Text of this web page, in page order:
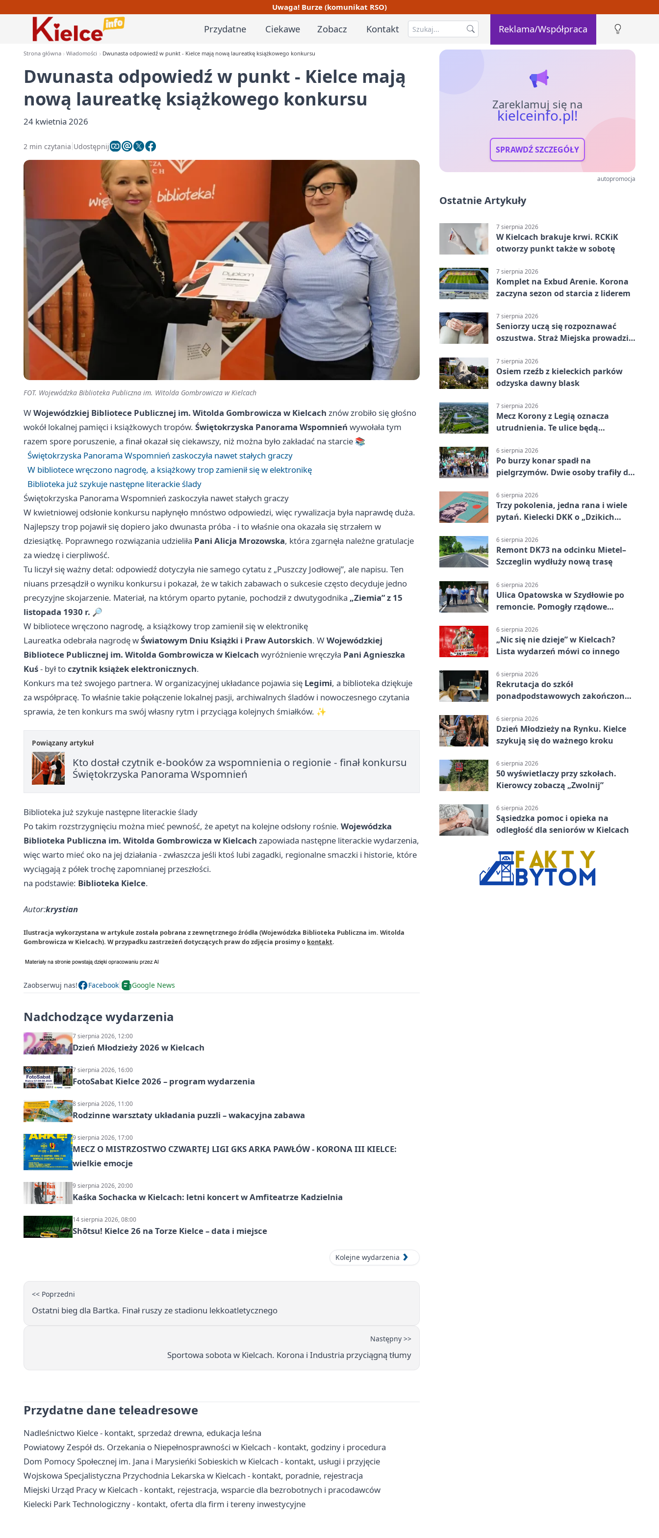
Uwaga! Burze (komunikat RSO)
Przydatne Ciekawe Zobacz Kontakt Reklama/Współpraca
Strona główna Wiadomości Dwunasta odpowiedź w punkt - Kielce mają nową laureatkę książkowego konkursu
Dwunasta odpowiedź w punkt - Kielce mają
nową laureatkę książkowego konkursu
24 kwietnia 2026
2 min czytania Udostępnij
FOT. Wojewódzka Biblioteka Publiczna im. Witolda Gombrowicza w Kielcach
WWojewódzkiej Bibliotece Publicznej im. Witolda Gombrowicza w Kielcach znów zrobiło się głośno
wokół lokalnej pamięci i książkowych tropów. Świętokrzyska Panorama Wspomnień wywołała tym
razem spore poruszenie, a finał okazał się ciekawszy, niż można było zakładać na starcie 📚
Świętokrzyska Panorama Wspomnień zaskoczyła nawet stałych graczy
W bibliotece wręczono nagrodę, a książkowy trop zamienił się w elektronikę
Biblioteka już szykuje następne literackie ślady
Świętokrzyska Panorama Wspomnień zaskoczyła nawet stałych graczy
W kwietniowej odsłonie konkursu napłynęło mnóstwo odpowiedzi, więc rywalizacja była naprawdę duża.
Najlepszy trop pojawił się dopiero jako dwunasta próba - i to właśnie ona okazała się strzałem w
dziesiątkę. Poprawnego rozwiązania udzieliła Pani Alicja Mrozowska, która zgarnęła należne gratulacje
za wiedzę i cierpliwość.
Tu liczył się ważny detal: odpowiedź dotyczyła nie samego cytatu z „Puszczy Jodłowej”, ale napisu. Ten
niuans przesądził o wyniku konkursu i pokazał, że w takich zabawach o sukcesie często decyduje jedno
precyzyjne skojarzenie. Materiał, na którym oparto pytanie, pochodził z dwutygodnika „Ziemia” z 15
listopada 1930 r. 🔎
W bibliotece wręczono nagrodę, a książkowy trop zamienił się w elektronikę
Laureatka odebrała nagrodę wŚwiatowym Dniu Książki i Praw Autorskich. WWojewódzkiej
Bibliotece Publicznej im. Witolda Gombrowicza w Kielcach wyróżnienie wręczyła Pani Agnieszka
Kuś- był toczytnik książek elektronicznych.
Konkurs ma też swojego partnera. W organizacyjnej układance pojawia się Legimi, a biblioteka dziękuje
za współpracę. To właśnie takie połączenie lokalnej pasji, archiwalnych śladów i nowoczesnego czytania
sprawia, że ten konkurs ma swój własny rytm i przyciąga kolejnych śmiałków. ✨
Powiązany artykuł
Kto dostał czytnik e-booków za wspomnienia o regionie - finał konkursu
Świętokrzyska Panorama Wspomnień
Biblioteka już szykuje następne literackie ślady
Po takim rozstrzygnięciu można mieć pewność, że apetyt na kolejne odsłony rośnie. Wojewódzka
Biblioteka Publiczna im. Witolda Gombrowicza w Kielcach zapowiada następne literackie wydarzenia,
więc warto mieć oko na jej działania - zwłaszcza jeśli ktoś lubi zagadki, regionalne smaczki i historie, które
wyciągają z półek trochę zapomnianej przeszłości.
na podstawie: Biblioteka Kielce.
Autor:krystian
Ilustracja wykorzystana w artykule została pobrana z zewnętrznego źródła (Wojewódzka Biblioteka Publiczna im. Witolda
Gombrowicza w Kielcach). W przypadku zastrzeżeń dotyczących praw do zdjęcia prosimy o kontakt.
Zaobserwuj nas! Facebook Google News
Nadchodzące wydarzenia
7 sierpnia 2026, 12:00
Dzień Młodzieży 2026 w Kielcach
7 sierpnia 2026, 16:00
FotoSabat Kielce 2026 – program wydarzenia
8 sierpnia 2026, 11:00
Rodzinne warsztaty układania puzzli – wakacyjna zabawa
9 sierpnia 2026, 17:00
MECZ O MISTRZOSTWO CZWARTEJ LIGI GKS ARKA PAWŁÓW - KORONA III KIELCE:
wielkie emocje
9 sierpnia 2026, 20:00
Kaśka Sochacka w Kielcach: letni koncert w Amfiteatrze Kadzielnia
14 sierpnia 2026, 08:00
Shōtsu! Kielce 26 na Torze Kielce – data i miejsce
Kolejne wydarzenia
<< Poprzedni
Ostatni bieg dla Bartka. Finał ruszy ze stadionu lekkoatletycznego
Następny >>
Sportowa sobota w Kielcach. Korona i Industria przyciągną tłumy
Przydatne dane teleadresowe
Nadleśnictwo Kielce - kontakt, sprzedaż drewna, edukacja leśna
Powiatowy Zespół ds. Orzekania o Niepełnosprawności w Kielcach - kontakt, godziny i procedura
Dom Pomocy Społecznej im. Jana i Marysieńki Sobieskich w Kielcach - kontakt, usługi i przyjęcie
Wojskowa Specjalistyczna Przychodnia Lekarska w Kielcach - kontakt, poradnie, rejestracja
Miejski Urząd Pracy w Kielcach - kontakt, rejestracja, wsparcie dla bezrobotnych i pracodawców
Kielecki Park Technologiczny - kontakt, oferta dla firm i tereny inwestycyjne
Zareklamuj się na
kielceinfo.pl!
SPRAWDŹ SZCZEGÓŁY
autopromocja
Ostatnie Artykuły
7 sierpnia 2026
W Kielcach brakuje krwi. RCKiK
otworzy punkt także w sobotę
7 sierpnia 2026
Komplet na Exbud Arenie. Korona
zaczyna sezon od starcia z liderem
7 sierpnia 2026
Seniorzy uczą się rozpoznawać
oszustwa. Straż Miejska prowadzi
7 sierpnia 2026
Osiem rzeźb z kieleckich parków
odzyska dawny blask
7 sierpnia 2026
Mecz Korony z Legią oznacza
utrudnienia. Te ulice będą
6 sierpnia 2026
Po burzy konar spadł na
pielgrzymów. Dwie osoby trafiły do
6 sierpnia 2026
Trzy pokolenia, jedna rana i wiele
pytań. Kielecki DKK o „Dzikich
6 sierpnia 2026
Remont DK73 na odcinku Mietel–
Szczeglin wydłuży nową trasę
6 sierpnia 2026
Ulica Opatowska w Szydłowie po
remoncie. Pomogły rządowe
6 sierpnia 2026
„Nic się nie dzieje” w Kielcach?
Lista wydarzeń mówi co innego
6 sierpnia 2026
Rekrutacja do szkół
ponadpodstawowych zakończona.
6 sierpnia 2026
Dzień Młodzieży na Rynku. Kielce
szykują się do ważnego kroku
6 sierpnia 2026
50 wyświetlaczy przy szkołach.
Kierowcy zobaczą „Zwolnij”
6 sierpnia 2026
Sąsiedzka pomoc i opieka na
odległość dla seniorów w Kielcach